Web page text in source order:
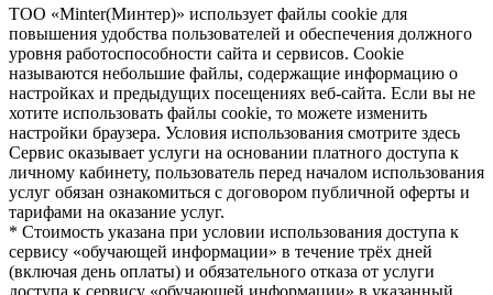
TOO «Minter(Минтер)» использует файлы cookie для
повышения удобства пользователей и обеспечения должного
уровня работоспособности сайта и сервисов. Cookie
называются небольшие файлы, содержащие информацию о
настройках и предыдущих посещениях веб-сайта. Если вы не
хотите использовать файлы cookie, то можете изменить
настройки браузера. Условия использования смотрите здесь
Сервис оказывает услуги на основании платного доступа к
личному кабинету, пользователь перед началом использования
услуг обязан ознакомиться с договором публичной оферты и
тарифами на оказание услуг.
* Стоимость указана при условии использования доступа к
сервису «обучающей информации» в течение трёх дней
(включая день оплаты) и обязательного отказа от услуги
доступа к сервису «обучающей информации» в указанный